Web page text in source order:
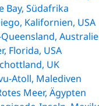
Bay, Südafrika
Kalifornien, USA
Florida, USA
UK
Atoll, Malediven
Meer, Ägypten